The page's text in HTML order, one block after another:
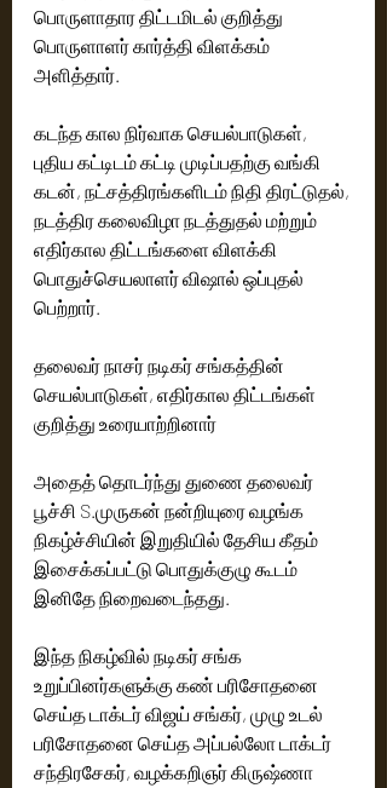
பொருளாதார திட்டமிடல் குறித்து
பொருளாளர் கார்த்தி விளக்கம்
அளித்தார்.
கடந்த கால நிர்வாக செயல்பாடுகள்,
புதிய கட்டிடம் கட்டி முடிப்பதற்கு வங்கி
கடன், நட்சத்திரங்களிடம் நிதி திரட்டுதல்,
நடத்திர கலைவிழா நடத்துதல் மற்றும்
எதிர்கால திட்டங்களை விளக்கி
பொதுச்செயலாளர் விஷால் ஒப்புதல்
பெற்றார்.
தலைவர் நாசர் நடிகர் சங்கத்தின்
செயல்பாடுகள், எதிர்கால திட்டங்கள்
குறித்து உரையாற்றினார்
அதைத் தொடர்ந்து துணை தலைவர்
பூச்சி S.முருகன் நன்றியுரை வழங்க
நிகழ்ச்சியின் இறுதியில் தேசிய கீதம்
இசைக்கப்பட்டு பொதுக்குழு கூடம்
இனிதே நிறைவடைந்தது.
இந்த நிகழ்வில் நடிகர் சங்க
உறுப்பினர்களுக்கு கண் பரிசோதனை
செய்த டாக்டர் விஜய் சங்கர், முழு உடல்
பரிசோதனை செய்த அப்பல்லோ டாக்டர்
சந்திரசேகர், வழக்கறிஞர் கிருஷ்ணா